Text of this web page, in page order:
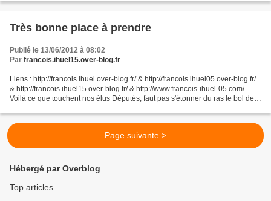
Très bonne place à prendre
Publié le 13/06/2012 à 08:02
Par francois.ihuel15.over-blog.fr
Liens : http://francois.ihuel.over-blog.fr/ & http://francois.ihuel05.over-blog.fr/
& http://francois.ihuel15.over-blog.fr/ & http://www.francois-ihuel-05.com/
Voilà ce que touchent nos élus Députés, faut pas s'étonner du ras le bol des
Page suivante >
Hébergé par Overblog
Top articles